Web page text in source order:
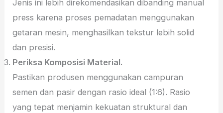
Jenis ini lebih direkomendasikan dibanding manual
press karena proses pemadatan menggunakan
getaran mesin, menghasilkan tekstur lebih solid
dan presisi.
Periksa Komposisi Material.
Pastikan produsen menggunakan campuran
semen dan pasir dengan rasio ideal (1:6). Rasio
yang tepat menjamin kekuatan struktural dan